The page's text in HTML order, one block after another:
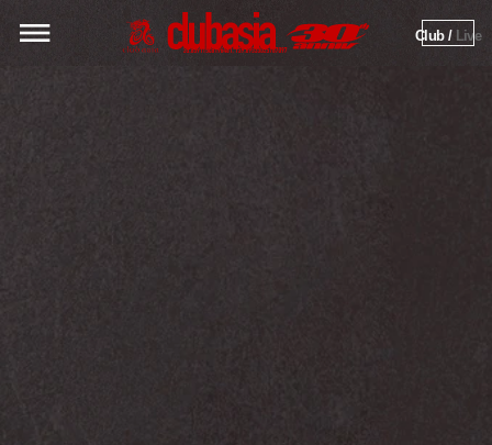
Club / Live